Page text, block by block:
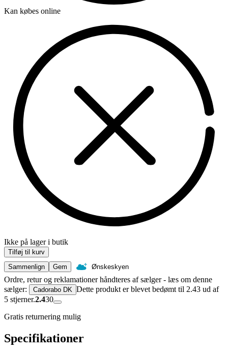
Kan købes online
Ikke på lager i butik
Tilføj til kurv
Sammenlign
Gem Ønskeskyen
Ordre, retur og reklamationer håndteres af sælger - læs om denne
sælger:
Cadorabo DK Dette produkt er blevet bedømt til 2.43 ud af
5 stjerner.2.430
Gratis returnering mulig
Specifikationer